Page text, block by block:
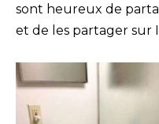
sont heureux de
et de les partager sur